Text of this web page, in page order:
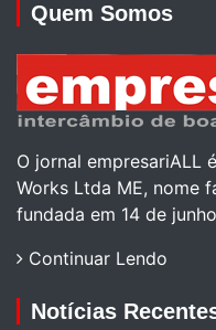
Quem Somos
O jornal empresariALL
Works Ltda ME, nome
fundada em 14 de
Continuar Lendo
Notícias